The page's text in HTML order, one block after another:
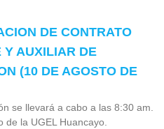
DE CONTRATO
Y AUXILIAR DE
(10 DE AGOSTO DE
se llevará a cabo a las 8:30 am.
de la UGEL Huancayo.